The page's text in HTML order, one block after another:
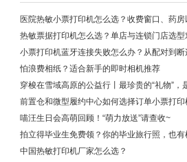
医院热敏小票打印机怎么选？收费窗口、药
热敏票据打印机怎么选？单店与连锁门店选型
小票打印机蓝牙连接失败怎么办？从配对到断
怕浪费相纸？适合新手的即时相机推荐
穿梭在雪域高原的公益行丨最珍贵的“礼物”，
前置仓和微型履约中心如何选择订单小票打印
喵汪生日会高萌回顾！“萌力放送”请查收~
拍立得毕业生免费领？你的毕业旅行照，也有
中国热敏打印机厂家怎么选？